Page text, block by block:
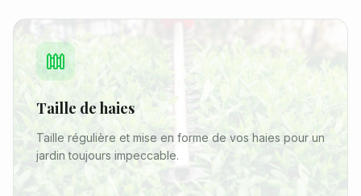
Taille de haies
Taille régulière et mise en forme de vos haies pour un
jardin toujours impeccable.